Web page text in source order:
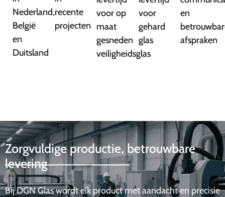
Nederland,
België
en
Duitsland
recente
projecten
voor op
maat
gesneden
veiligheidsglas
voor
gehard
glas
en
afspraken
Zorgvuldige productie, betrouwbare
levering
Bij DGN Glas wordt elk product met aandacht en precisie